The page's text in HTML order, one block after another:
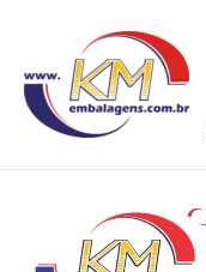
conteúdo
plástico